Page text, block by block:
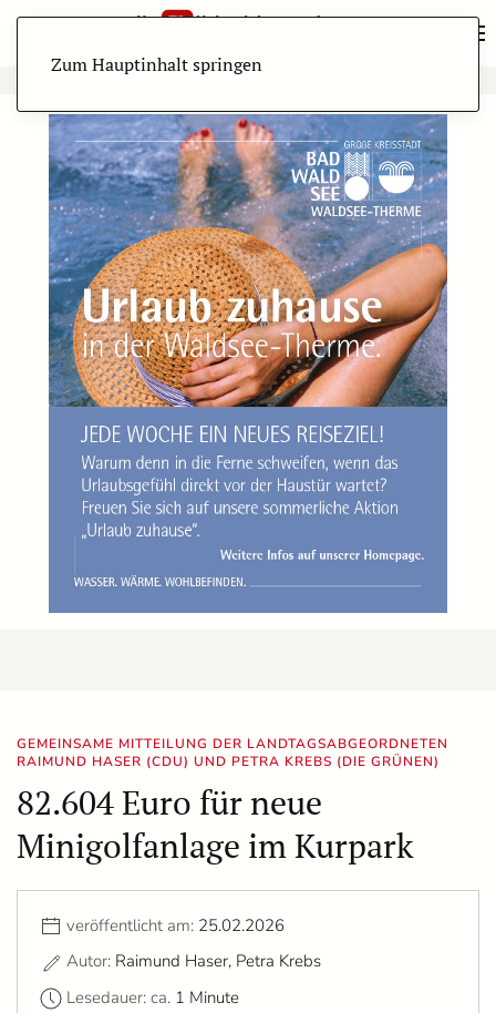
Zum Hauptinhalt springen
GEMEINSAME MITTEILUNG DER LANDTAGSABGEORDNETEN
RAIMUND HASER (CDU) UND PETRA KREBS (DIE GRÜNEN)
82.604 Euro für neue
Minigolfanlage im Kurpark
veröffentlicht am: 25.02.2026
Autor: Raimund Haser, Petra Krebs
Lesedauer: ca. 1 Minute